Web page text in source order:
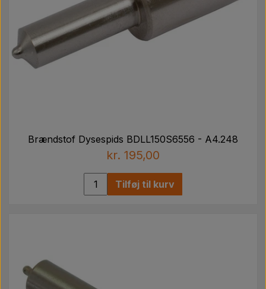
Brændstof Dysespids BDLL150S6556 - A4.248
kr. 195,00
Tilføj til kurv